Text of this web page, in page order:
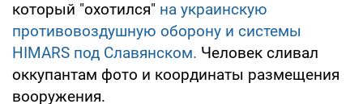
который "охотился" на украинскую
противовоздушную оборону и системы
HIMARS под Славянском. Человек сливал
оккупантам фото и координаты размещения
вооружения.